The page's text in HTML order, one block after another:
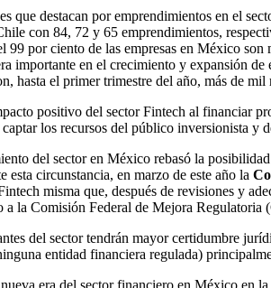
que destacan por emprendimientos en el
con 84, 72 y 65 emprendimientos,
por ciento de las empresas en México son
importante en el crecimiento y expansión
hasta el primer trimestre del año, más de
positivo del sector Fintech al financiar
los recursos del público inversionista y
del sector en México rebasó la
esta circunstancia, en marzo de este año la
misma que, después de revisiones y
a la Comisión Federal de Mejora
del sector tendrán mayor certidumbre
entidad financiera regulada)